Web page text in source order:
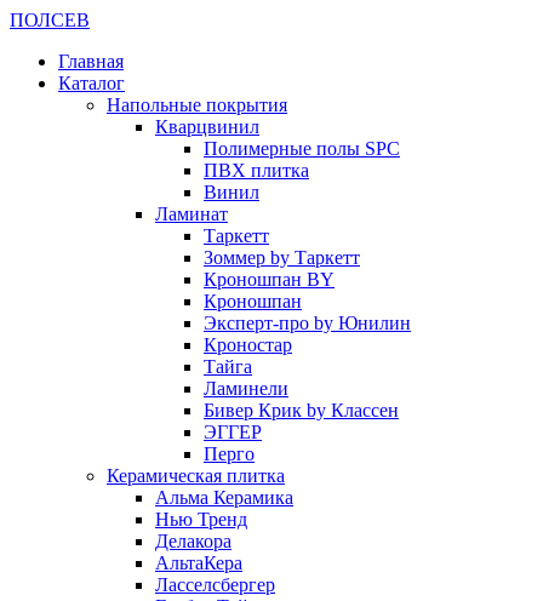
ПОЛСЕВ
Главная
Каталог
Напольные покрытия
Кварцвинил
Полимерные полы SPC
ПВХ плитка
Винил
Ламинат
Таркетт
Зоммер by Таркетт
Кроношпан BY
Кроношпан
Эксперт-про by Юнилин
Кроностар
Тайга
Ламинели
Бивер Крик by Классен
ЭГГЕР
Перго
Керамическая плитка
Альма Керамика
Нью Тренд
Делакора
АльтаКера
Ласселсбергер